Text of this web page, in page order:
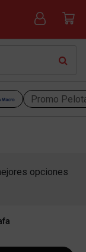
Promo
opciones